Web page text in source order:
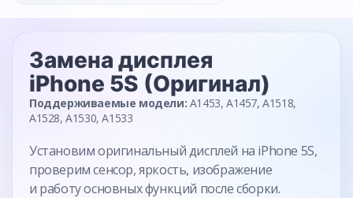
Замена дисплея
iPhone 5S (Оригинал)
Поддерживаемые модели: A1453, A1457, A1518,
A1528, A1530, A1533
Установим оригинальный дисплей на iPhone 5S,
проверим сенсор, яркость, изображение
и работу основных функций после сборки.